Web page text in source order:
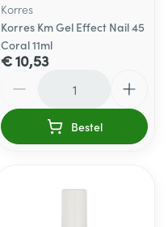
Korres
Korres Km Gel Effect Nail 45
Coral 11ml
€ 10,53
Bestel